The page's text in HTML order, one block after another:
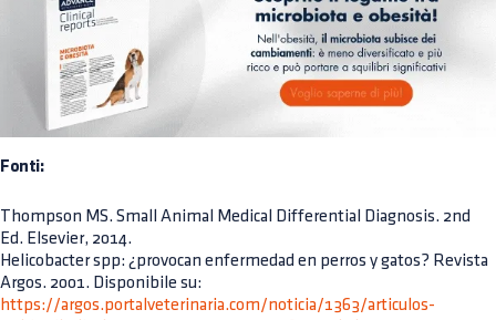
Fonti:
Thompson MS. Small Animal Medical Differential Diagnosis. 2nd
Ed. Elsevier, 2014.
Helicobacter spp: ¿provocan enfermedad en perros y gatos? Revista
Argos. 2001. Disponibile su:
https://argos.portalveterinaria.com/noticia/1363/articulos-